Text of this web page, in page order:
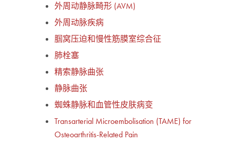
外周动静脉畸形 (AVM)
外周动脉疾病
腘窝压迫和慢性筋膜室综合征
肺栓塞
精索静脉曲张
静脉曲张
蜘蛛静脉和血管性皮肤病变
Transarterial Microembolisation (TAME) for
Osteoarthritis-Related Pain